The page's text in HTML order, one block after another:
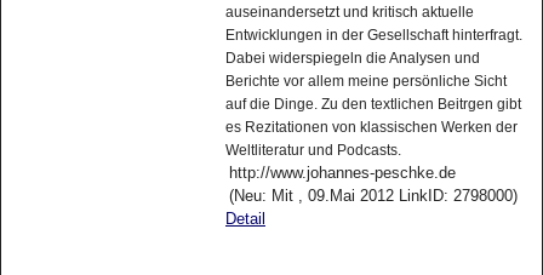
auseinandersetzt und kritisch aktuelle
Entwicklungen in der Gesellschaft hinterfragt.
Dabei widerspiegeln die Analysen und
Berichte vor allem meine persönliche Sicht
auf die Dinge. Zu den textlichen Beitrgen gibt
es Rezitationen von klassischen Werken der
Weltliteratur und Podcasts.
http://www.johannes-peschke.de
(Neu: Mit , 09.Mai 2012 LinkID: 2798000)
Detail